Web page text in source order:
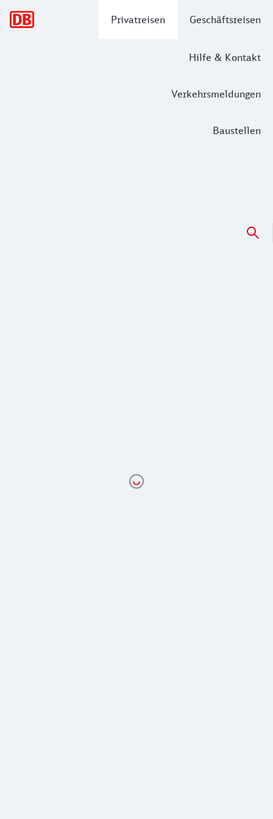
Privatreisen Geschäftsreisen
Hilfe & Kontakt
Verkehrsmeldungen
Baustellen